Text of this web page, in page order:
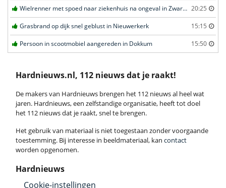
Wielrenner met spoed naar ziekenhuis na ongeval in Zwartebroek 20:25
Grasbrand op dijk snel geblust in Nieuwerkerk 15:15
Persoon in scootmobiel aangereden in Dokkum 15:50
Hardnieuws.nl, 112 nieuws dat je raakt!
De makers van Hardnieuws brengen het 112 nieuws al heel wat
jaren. Hardnieuws, een zelfstandige organisatie, heeft tot doel
het 112 nieuws dat je raakt, snel te brengen.
Het gebruik van materiaal is niet toegestaan zonder voorgaande
toestemming. Bij interesse in beeldmateriaal, kan contact
worden opgenomen.
Hardnieuws
Cookie-instellingen